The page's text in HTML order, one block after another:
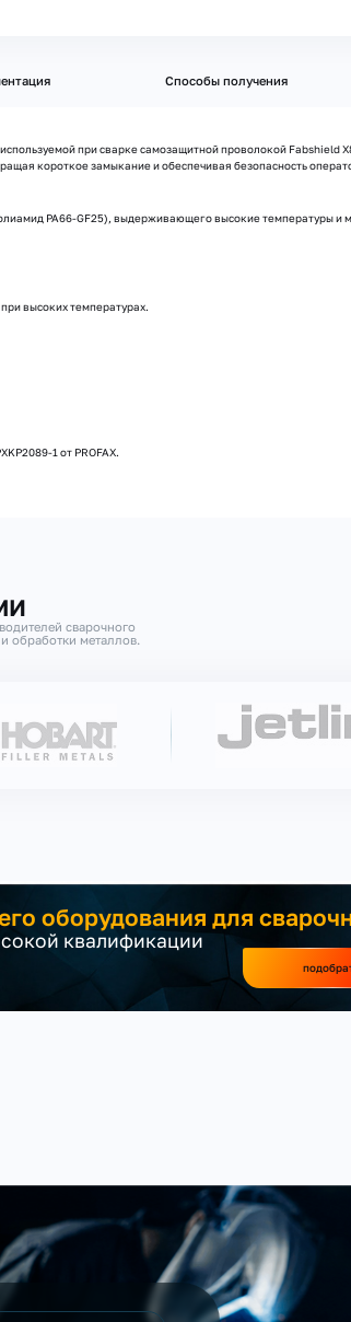
Способы получения
при сварке самозащитной проволокой Fabshield
короткое замыкание и обеспечивая безопасность
PA66-GF25), выдерживающего высокие температуры и
высоких температурах.
1 от PROFAX.
сварочного
обработки металлов.
оборудования для
квалификации